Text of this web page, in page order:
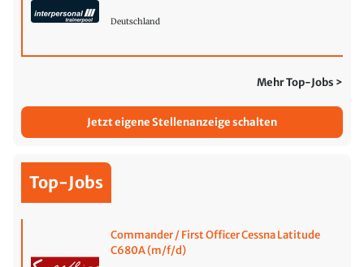
Deutschland
Mehr Top-Jobs >
Jetzt eigene Stellenanzeige schalten
Top-Jobs
Commander / First Officer Cessna Latitude
C680A (m/f/d)